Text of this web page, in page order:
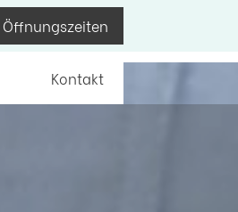
Öffnungszeiten
Kontakt